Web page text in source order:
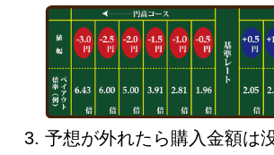
予想が外れたら購入金額は